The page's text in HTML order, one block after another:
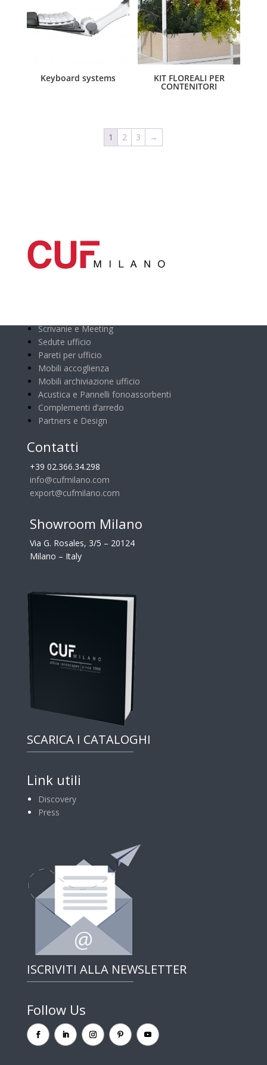
Keyboard systems KIT FLOREALI PER
CONTENITORI
1 2 3 →
Scrivanie e Meeting
Sedute ufficio
Pareti per ufficio
Mobili accoglienza
Mobili archiviazione ufficio
Acustica e Pannelli fonoassorbenti
Complementi d’arredo
Partners e Design
Contatti
+39 02.366.34.298
info@cufmilano.com
export@cufmilano.com
Showroom Milano
Via G. Rosales, 3/5 – 20124
Milano – Italy
SCARICA I CATALOGHI
Link utili
Discovery
Press
ISCRIVITI ALLA NEWSLETTER
Follow Us